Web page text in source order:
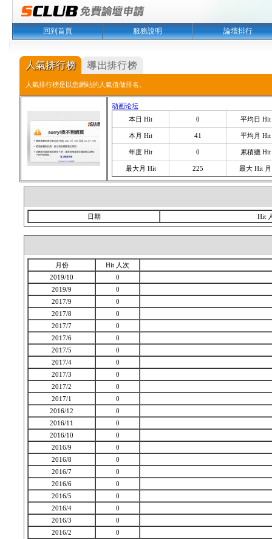
回到首頁 服務說明 論壇排行
人氣排行榜是以您網站的人氣值做排名。
动画论坛
本日 Hit
0 平均日 Hit
本月 Hit 41 平均月 Hit
年度 Hit 0 累積總 Hit
最大月 Hit 225 最大 Hit 月
日期 Hit
月份
Hit 人次
2019/10
0
2019/9
0
2017/9
0
2017/8
0
2017/7
0
2017/6
0
2017/5
0
2017/4
0
2017/3
0
2017/2
0
2017/1
0
2016/12
0
2016/11
0
2016/10
0
2016/9
0
2016/8
0
2016/7
0
2016/6
0
2016/5
0
2016/4
0
2016/3
0
2016/2
0